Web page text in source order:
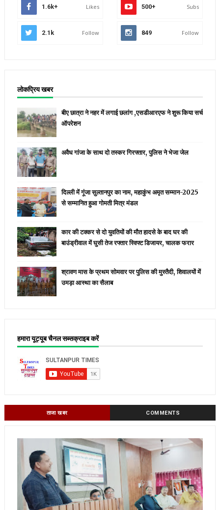
1.6k+ Likes 500+ Subs
2.1k Follow 849 Follow
लोकप्रिय खबर
बीए छात्रा ने नहर में लगाई छलांग ,एसडीआरएफ ने शुरू किया सर्च
ऑपरेशन
अवैध गांजा के साथ दो तस्कर गिरफ्तार, पुलिस ने भेजा जेल
दिल्ली में गूंजा सुल्तानपुर का नाम, महाकुंभ अमृत सम्मान-2025
से सम्मानित हुआ गोमती मित्र मंडल
कार की टक्कर से दो युवतियों की मौत हादसे के बाद घर की
बाउंड्रीवाल में घुसी तेज रफ्तार स्विफ्ट डिजायर, चालक फरार
श्रावण मास के प्रथम सोमवार पर पुलिस की मुस्तैदी, शिवालयों में
उमड़ा आस्था का सैलाब
हमारा यूट्यूब चैनल सब्सक्राइब करें
ताजा खबर COMMENTS